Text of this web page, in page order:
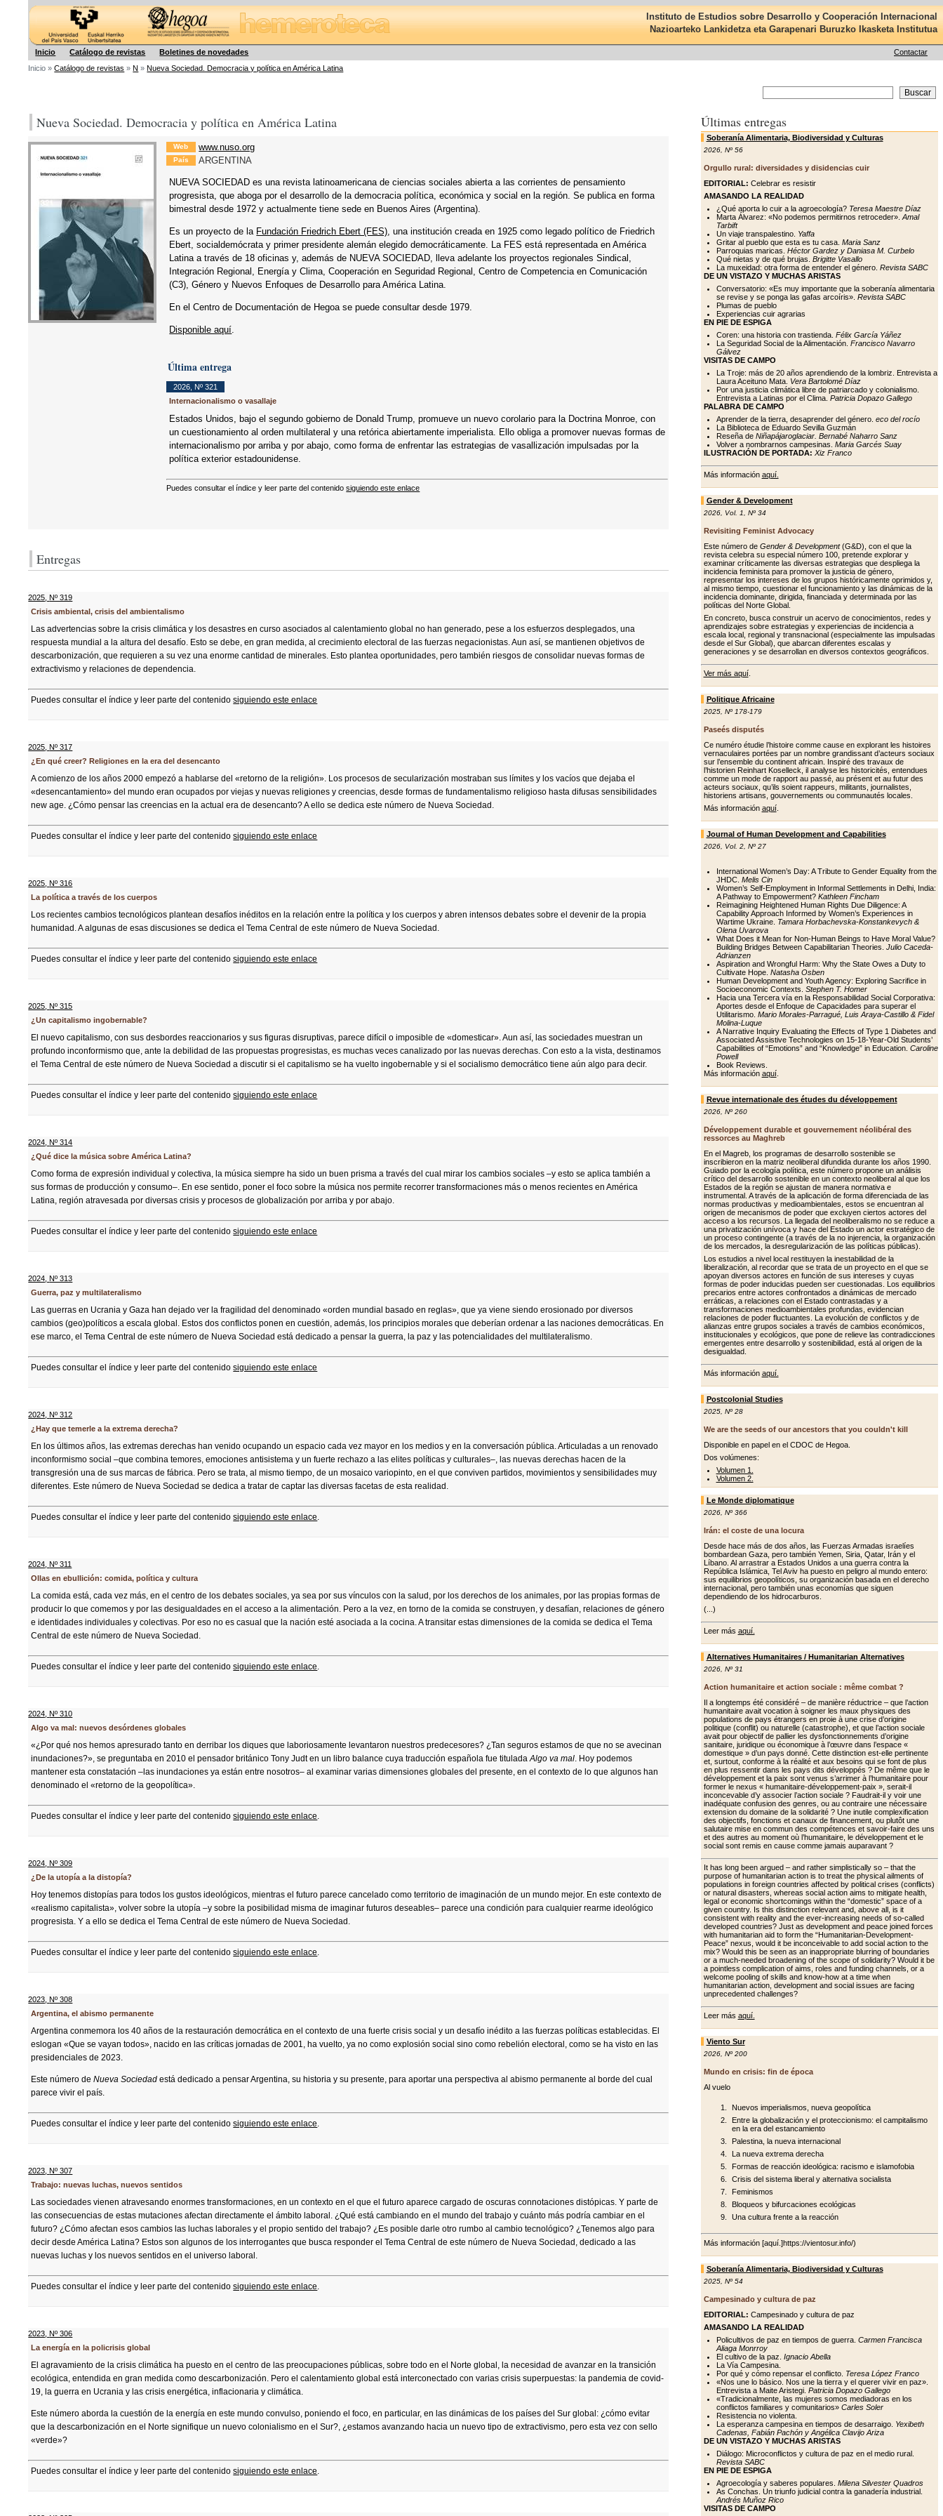
Instituto de Estudios sobre Desarrollo y Cooperación Internacional
Nazioarteko Lankidetza eta Garapenari Buruzko Ikasketa Institutua
Inicio Catálogo de revistas Boletines de novedades
Contactar
Inicio »Catálogo de revistas »N »Nueva Sociedad. Democracia y política en América Latina
Últimas entregas
Soberanía Alimentaria, Biodiversidad y Culturas
2026, Nº 56
Orgullo rural: diversidades y disidencias cuir
EDITORIAL: Celebrar es resistir
AMASANDO LA REALIDAD
¿Qué aporta lo cuir a la agroecología? Teresa Maestre Díaz
Marta Álvarez: «No podemos permitirnos retroceder». Amal
Tarbift
Un viaje transpalestino. Yaffa
Gritar al pueblo que esta es tu casa. Maria Sanz
Parroquias maricas. Héctor Gardez y Daniasa M. Curbelo
Qué nietas y de qué brujas. Brigitte Vasallo
La muxeidad: otra forma de entender el género. Revista SABC
DE UN VISTAZO Y MUCHAS ARISTAS
Conversatorio: «Es muy importante que la soberanía alimentaria
se revise y se ponga las gafas arcoíris». Revista SABC
Plumas de pueblo
Experiencias cuir agrarias
EN PIE DE ESPIGA
Coren: una historia con trastienda. Félix García Yáñez
La Seguridad Social de la Alimentación. Francisco Navarro
Gálvez
VISITAS DE CAMPO
La Troje: más de 20 años aprendiendo de la lombriz. Entrevista a
Laura Aceituno Mata. Vera Bartolomé Díaz
Por una justicia climática libre de patriarcado y colonialismo.
Entrevista a Latinas por el Clima. Patricia Dopazo Gallego
PALABRA DE CAMPO
Aprender de la tierra, desaprender del género. eco del rocío
La Biblioteca de Eduardo Sevilla Guzmán
Reseña de Niñapájaroglaciar. Bernabé Naharro Sanz
Volver a nombrarnos campesinas. Maria Garcés Suay
ILUSTRACIÓN DE PORTADA: Xiz Franco
Más información aquí.
Gender & Development
2026, Vol. 1 Nº 34
Revisiting Feminist Advocacy
Este número de Gender & Development(G&D), con el que la
revista celebra su especial número 100, pretende explorar y
examinar críticamente las diversas estrategias que despliega la
incidencia feminista para promover la justicia de género,
representar los intereses de los grupos históricamente oprimidos y,
al mismo tiempo, cuestionar el funcionamiento y las dinámicas de la
incidencia dominante, dirigida, financiada y determinada por las
políticas del Norte Global.
En concreto, busca construir un acervo de conocimientos, redes y
aprendizajes sobre estrategias y experiencias de incidencia a
escala local, regional y transnacional (especialmente las impulsadas
desde el Sur Global), que abarcan diferentes escalas y
generaciones y se desarrollan en diversos contextos geográficos.
Ver más aquí.
Politique Africaine
2025, Nº 178-179
Paseés disputés
Ce numéro étudie l’histoire comme cause en explorant les histoires
vernaculaires portées par un nombre grandissant d’acteurs sociaux
sur l’ensemble du continent africain. Inspiré des travaux de
l’historien Reinhart Koselleck, il analyse les historicités, entendues
comme un mode de rapport au passé, au présent et au futur des
acteurs sociaux, qu’ils soient rappeurs, militants, journalistes,
historiens artisans, gouvernements ou communautés locales.
Más información aquí.
Journal of Human Development and Capabilities
2026, Vol. 2, Nº 27
International Women’s Day: A Tribute to Gender Equality from the
JHDC. Melis Cin
Women’s Self-Employment in Informal Settlements in Delhi, India:
A Pathway to Empowerment? Kathleen Fincham
Reimagining Heightened Human Rights Due Diligence: A
Capability Approach Informed by Women’s Experiences in
Wartime Ukraine. Tamara Horbachevska-Konstankevych &
Olena Uvarova
What Does it Mean for Non-Human Beings to Have Moral Value?
Building Bridges Between Capabilitarian Theories. Julio Caceda-
Adrianzen
Aspiration and Wrongful Harm: Why the State Owes a Duty to
Cultivate Hope. Natasha Osben
Human Development and Youth Agency: Exploring Sacrifice in
Socioeconomic Contexts. Stephen T. Homer
Hacia una Tercera vía en la Responsabilidad Social Corporativa:
Aportes desde el Enfoque de Capacidades para superar el
Utilitarismo. Mario Morales-Parragué, Luis Araya-Castillo & Fidel
Molina-Luque
A Narrative Inquiry Evaluating the Effects of Type 1 Diabetes and
Associated Assistive Technologies on 15-18-Year-Old Students’
Capabilities of “Emotions” and “Knowledge” in Education. Caroline
Powell
Book Reviews.
Más información aquí.
Revue internationale des études du développement
2026, Nº 260
Développement durable et gouvernement néolibéral des
ressorces au Maghreb
En el Magreb, los programas de desarrollo sostenible se
inscribieron en la matriz neoliberal difundida durante los años 1990.
Guiado por la ecología política, este número propone un análisis
crítico del desarrollo sostenible en un contexto neoliberal al que los
Estados de la región se ajustan de manera normativa e
instrumental. A través de la aplicación de forma diferenciada de las
normas productivas y medioambientales, estos se encuentran al
origen de mecanismos de poder que excluyen ciertos actores del
acceso a los recursos. La llegada del neoliberalismo no se reduce a
una privatización unívoca y hace del Estado un actor estratégico de
un proceso contingente (a través de la no injerencia, la organización
de los mercados, la desregularización de las políticas públicas).
Los estudios a nivel local restituyen la inestabilidad de la
liberalización, al recordar que se trata de un proyecto en el que se
apoyan diversos actores en función de sus intereses y cuyas
formas de poder inducidas pueden ser cuestionadas. Los equilibrios
precarios entre actores confrontados a dinámicas de mercado
erráticas, a relaciones con el Estado contrastadas y a
transformaciones medioambientales profundas, evidencian
relaciones de poder fluctuantes. La evolución de conflictos y de
alianzas entre grupos sociales a través de cambios económicos,
institucionales y ecológicos, que pone de relieve las contradicciones
emergentes entre desarrollo y sostenibilidad, está al origen de la
desigualdad.
Más información aquí.
Postcolonial Studies
2025, Nº 28
We are the seeds of our ancestors that you couldn't kill
Disponible en papel en el CDOC de Hegoa.
Dos volúmenes:
Volumen 1.
Volumen 2.
Le Monde diplomatique
2026, Nº 366
Irán: el coste de una locura
Desde hace más de dos años, las Fuerzas Armadas israelíes
bombardean Gaza, pero también Yemen, Siria, Qatar, Irán y el
Líbano. Al arrastrar a Estados Unidos a una guerra contra la
República Islámica, Tel Aviv ha puesto en peligro al mundo entero:
sus equilibrios geopolíticos, su organización basada en el derecho
internacional, pero también unas economías que siguen
dependiendo de los hidrocarburos.
(...)
Leer más aquí.
Alternatives Humanitaires / Humanitarian Alternatives
2026, Nº 31
Action humanitaire et action sociale : même combat ?
Il a longtemps été considéré – de manière réductrice – que l’action
humanitaire avait vocation à soigner les maux physiques des
populations de pays étrangers en proie à une crise d’origine
politique (conflit) ou naturelle (catastrophe), et que l’action sociale
avait pour objectif de pallier les dys­fonctionnements d’origine
sanitaire, juridique ou économique à l’œuvre dans l’espace «
domestique » d’un pays donné. Cette distinction est-elle pertinente
et, surtout, conforme à la réalité et aux besoins qui se font de plus
en plus ressentir dans les pays dits développés ? De même que le
dévelop­pement et la paix sont venus s’arrimer à l’humanitaire pour
former le nexus « humanitaire-développement-paix », serait-il
inconcevable d’y associer l’ac­tion sociale ? Faudrait-il y voir une
ina­déquate confusion des genres, ou au contraire une nécessaire
extension du domaine de la solidarité ? Une inutile complexification
des objectifs, fonc­tions et canaux de financement, ou plu­tôt une
salutaire mise en commun des compétences et savoir-faire des uns
et des autres au moment où l’humanitaire, le développement et le
social sont remis en cause comme jamais auparavant ?
It has long been argued – and rather simplistically so – that the
purpose of humanitarian action is to treat the physical ailments of
populations in foreign countries affected by political crises (conflicts)
or natural disasters, whereas social action aims to mitigate health,
legal or economic shortcomings within the “domestic” space of a
giv­en country. Is this distinction relevant and, above all, is it
consistent with re­ality and the ever-increasing needs of so-called
developed countries? Just as development and peace joined forc­es
with humanitarian aid to form the “Humanitarian-Development-
Peace” nexus, would it be inconceivable to add social action to the
mix? Would this be seen as an inappropriate blurring of boundaries
or a much-needed broad­ening of the scope of solidarity? Would it be
a pointless complication of aims, roles and funding channels, or a
wel­come pooling of skills and know-how at a time when
humanitarian action, de­velopment and social issues are facing
unprecedented challenges?
Leer más aquí.
Viento Sur
2026, Nº 200
Mundo en crisis: fin de época
Al vuelo
Nuevos imperialismos, nueva geopolítica
Entre la globalización y el proteccionismo: el campitalismo
en la era del estancamiento
Palestina, la nueva internacional
La nueva extrema derecha
Formas de reacción ideológica: racismo e islamofobia
Crisis del sistema liberal y alternativa socialista
Feminismos
Bloqueos y bifurcaciones ecológicas
Una cultura frente a la reacción
Más información [aquí.]https://vientosur.info/)
Soberanía Alimentaria, Biodiversidad y Culturas
2025, Nº 54
Campesinado y cultura de paz
EDITORIAL: Campesinado y cultura de paz
AMASANDO LA REALIDAD
Policultivos de paz en tiempos de guerra. Carmen Francisca
Aliaga Monrroy
El cultivo de la paz. Ignacio Abella
La Vía Campesina.
Por qué y cómo repensar el conflicto. Teresa López Franco
«Nos une lo básico. Nos une la tierra y el querer vivir en paz».
Entrevista a Maite Aristegi. Patricia Dopazo Gallego
«Tradicionalmente, las mujeres somos mediadoras en los
conflictos familiares y comunitarios» Carles Soler
Resistencia no violenta.
La esperanza campesina en tiempos de desarraigo. Yexibeth
Cadenas, Fabián Pachón y Angélica Clavijo Ariza
DE UN VISTAZO Y MUCHAS ARISTAS
Diálogo: Microconflictos y cultura de paz en el medio rural.
Revista SABC
EN PIE DE ESPIGA
Agroecología y saberes populares. Milena Silvester Quadros
As Conchas. Un triunfo judicial contra la ganadería industrial.
Andrés Muñoz Rico
VISITAS DE CAMPO
Nueva Sociedad. Democracia y política en América Latina
Web www.nuso.org
País ARGENTINA
NUEVA SOCIEDAD es una revista latinoamericana de ciencias sociales abierta a las corrientes de pensamiento
progresista, que aboga por el desarrollo de la democracia política, económica y social en la región. Se publica en forma
bimestral desde 1972 y actualmente tiene sede en Buenos Aires (Argentina).
Es un proyecto de la Fundación Friedrich Ebert (FES), una institución creada en 1925 como legado político de Friedrich
Ebert, socialdemócrata y primer presidente alemán elegido democráticamente. La FES está representada en América
Latina a través de 18 oficinas y, además de NUEVA SOCIEDAD, lleva adelante los proyectos regionales Sindical,
Integración Regional, Energía y Clima, Cooperación en Seguridad Regional, Centro de Competencia en Comunicación
(C3), Género y Nuevos Enfoques de Desarrollo para América Latina.
En el Centro de Documentación de Hegoa se puede consultar desde 1979.
Disponible aquí.
Última entrega
2026 Nº 321
Internacionalismo o vasallaje
Estados Unidos, bajo el segundo gobierno de Donald Trump, promueve un nuevo corolario para la Doctrina Monroe, con
un cuestionamiento al orden multilateral y una retórica abiertamente imperialista. Ello obliga a promover nuevas formas de
internacionalismo por arriba y por abajo, como forma de enfrentar las estrategias de vasallización impulsadas por la
política exterior estadounidense.
Puedes consultar el índice y leer parte del contenidosiguiendo este enlace
Entregas
2025 ,Nº 319
Crisis ambiental, crisis del ambientalismo
Las advertencias sobre la crisis climática y los desastres en curso asociados al calentamiento global no han generado, pese a los esfuerzos desplegados, una
respuesta mundial a la altura del desafío. Esto se debe, en gran medida, al crecimiento electoral de las fuerzas negacionistas. Aun así, se mantienen objetivos de
descarbonización, que requieren a su vez una enorme cantidad de minerales. Esto plantea oportunidades, pero también riesgos de consolidar nuevas formas de
extractivismo y relaciones de dependencia.
Puedes consultar el índice y leer parte del contenidosiguiendo este enlace
2025 ,Nº 317
¿En qué creer? Religiones en la era del desencanto
A comienzo de los años 2000 empezó a hablarse del «retorno de la religión». Los procesos de secularización mostraban sus límites y los vacíos que dejaba el
«desencantamiento» del mundo eran ocupados por viejas y nuevas religiones y creencias, desde formas de fundamentalismo religioso hasta difusas sensibilidades
new age. ¿Cómo pensar las creencias en la actual era de desencanto? A ello se dedica este número de Nueva Sociedad.
Puedes consultar el índice y leer parte del contenidosiguiendo este enlace
2025 ,Nº 316
La política a través de los cuerpos
Los recientes cambios tecnológicos plantean desafíos inéditos en la relación entre la política y los cuerpos y abren intensos debates sobre el devenir de la propia
humanidad. A algunas de esas discusiones se dedica el Tema Central de este número de Nueva Sociedad.
Puedes consultar el índice y leer parte del contenidosiguiendo este enlace
2025 ,Nº 315
¿Un capitalismo ingobernable?
El nuevo capitalismo, con sus desbordes reaccionarios y sus figuras disruptivas, parece difícil o imposible de «domesticar». Aun así, las sociedades muestran un
profundo inconformismo que, ante la debilidad de las propuestas progresistas, es muchas veces canalizado por las nuevas derechas. Con esto a la vista, destinamos
el Tema Central de este número de Nueva Sociedad a discutir si el capitalismo se ha vuelto ingobernable y si el socialismo democrático tiene aún algo para decir.
Puedes consultar el índice y leer parte del contenidosiguiendo este enlace
2024 ,Nº 314
¿Qué dice la música sobre América Latina?
Como forma de expresión individual y colectiva, la música siempre ha sido un buen prisma a través del cual mirar los cambios sociales –y esto se aplica también a
sus formas de producción y consumo–. En ese sentido, poner el foco sobre la música nos permite recorrer transformaciones más o menos recientes en América
Latina, región atravesada por diversas crisis y procesos de globalización por arriba y por abajo.
Puedes consultar el índice y leer parte del contenidosiguiendo este enlace
2024 ,Nº 313
Guerra, paz y multilateralismo
Las guerras en Ucrania y Gaza han dejado ver la fragilidad del denominado «orden mundial basado en reglas», que ya viene siendo erosionado por diversos
cambios (geo)políticos a escala global. Estos dos conflictos ponen en cuestión, además, los principios morales que deberían ordenar a las naciones democráticas. En
ese marco, el Tema Central de este número de Nueva Sociedad está dedicado a pensar la guerra, la paz y las potencialidades del multilateralismo.
Puedes consultar el índice y leer parte del contenidosiguiendo este enlace
2024 ,Nº 312
¿Hay que temerle a la extrema derecha?
En los últimos años, las extremas derechas han venido ocupando un espacio cada vez mayor en los medios y en la conversación pública. Articuladas a un renovado
inconformismo social –que combina temores, emociones antisistema y un fuerte rechazo a las elites políticas y culturales–, las nuevas derechas hacen de la
transgresión una de sus marcas de fábrica. Pero se trata, al mismo tiempo, de un mosaico variopinto, en el que conviven partidos, movimientos y sensibilidades muy
diferentes. Este número de Nueva Sociedad se dedica a tratar de captar las diversas facetas de esta realidad.
Puedes consultar el índice y leer parte del contenidosiguiendo este enlace.
2024 ,Nº 311
Ollas en ebullición: comida, política y cultura
La comida está, cada vez más, en el centro de los debates sociales, ya sea por sus vínculos con la salud, por los derechos de los animales, por las propias formas de
producir lo que comemos y por las desigualdades en el acceso a la alimentación. Pero a la vez, en torno de la comida se construyen, y desafían, relaciones de género
e identidades individuales y colectivas. Por eso no es casual que la nación esté asociada a la cocina. A transitar estas dimensiones de la comida se dedica el Tema
Central de este número de Nueva Sociedad.
Puedes consultar el índice y leer parte del contenidosiguiendo este enlace.
2024 ,Nº 310
Algo va mal: nuevos desórdenes globales
«¿Por qué nos hemos apresurado tanto en derribar los diques que laboriosamente levantaron nuestros predecesores? ¿Tan seguros estamos de que no se avecinan
inundaciones?», se preguntaba en 2010 el pensador británico Tony Judt en un libro balance cuya traducción española fue tituladaAlgo va mal. Hoy podemos
mantener esta constatación –las inundaciones ya están entre nosotros– al examinar varias dimensiones globales del presente, en el contexto de lo que algunos han
denominado el «retorno de la geopolítica».
Puedes consultar el índice y leer parte del contenidosiguiendo este enlace.
2024 ,Nº 309
¿De la utopía a la distopía?
Hoy tenemos distopías para todos los gustos ideológicos, mientras el futuro parece cancelado como territorio de imaginación de un mundo mejor. En este contexto de
«realismo capitalista», volver sobre la utopía –y sobre la posibilidad misma de imaginar futuros deseables– parece una condición para cualquier rearme ideológico
progresista. Y a ello se dedica el Tema Central de este número de Nueva Sociedad.
Puedes consultar el índice y leer parte del contenidosiguiendo este enlace.
2023 ,Nº 308
Argentina, el abismo permanente
Argentina conmemora los 40 años de la restauración democrática en el contexto de una fuerte crisis social y un desafío inédito a las fuerzas políticas establecidas. El
eslogan «Que se vayan todos», nacido en las críticas jornadas de 2001, ha vuelto, ya no como explosión social sino como rebelión electoral, como se ha visto en las
presidenciales de 2023.
Este número deNueva Sociedad está dedicado a pensar Argentina, su historia y su presente, para aportar una perspectiva al abismo permanente al borde del cual
parece vivir el país.
Puedes consultar el índice y leer parte del contenidosiguiendo este enlace.
2023 ,Nº 307
Trabajo: nuevas luchas, nuevos sentidos
Las sociedades vienen atravesando enormes transformaciones, en un contexto en el que el futuro aparece cargado de oscuras connotaciones distópicas. Y parte de
las consecuencias de estas mutaciones afectan directamente el ámbito laboral. ¿Qué está cambiando en el mundo del trabajo y cuánto más podría cambiar en el
futuro? ¿Cómo afectan esos cambios las luchas laborales y el propio sentido del trabajo? ¿Es posible darle otro rumbo al cambio tecnológico? ¿Tenemos algo para
decir desde América Latina? Estos son algunos de los interrogantes que busca responder el Tema Central de este número de Nueva Sociedad, dedicado a las
nuevas luchas y los nuevos sentidos en el universo laboral.
Puedes consultar el índice y leer parte del contenidosiguiendo este enlace.
2023 ,Nº 306
La energía en la policrisis global
El agravamiento de la crisis climática ha puesto en el centro de las preocupaciones públicas, sobre todo en el Norte global, la necesidad de avanzar en la transición
ecológica, entendida en gran medida como descarbonización. Pero el calentamiento global está interconectado con varias crisis superpuestas: la pandemia de covid-
19, la guerra en Ucrania y las crisis energética, inflacionaria y climática.
Este número aborda la cuestión de la energía en este mundo convulso, poniendo el foco, en particular, en las dinámicas de los países del Sur global: ¿cómo evitar
que la descarbonización en el Norte signifique un nuevo colonialismo en el Sur?, ¿estamos avanzando hacia un nuevo tipo de extractivismo, pero esta vez con sello
«verde»?
Puedes consultar el índice y leer parte del contenidosiguiendo este enlace.